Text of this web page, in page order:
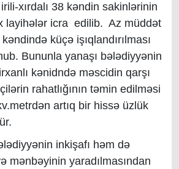
xırdalı 38 kəndin sakinlərinin
layihələr icra edilib. Az müddət
küçə işıqlandırılması
Bununla yanaşı bələdiyyənin
kənidndə məscidin qarşı
rahatlığının təmin edilməsi
artıq bir hissə üzlük
inkişafı həm də
mənbəyinin yaradılmasından